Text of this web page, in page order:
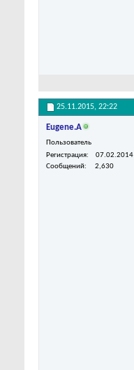
25.11.2015, 22:22
Eugene.A
Пользователь
Регистрация
07.02.2014
Сообщений
2,630